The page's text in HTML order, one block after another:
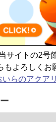
サイトの2号
もよろしくお
いらのアクア